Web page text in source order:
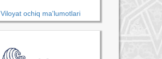
Viloyat ochiq ma'lumotlari